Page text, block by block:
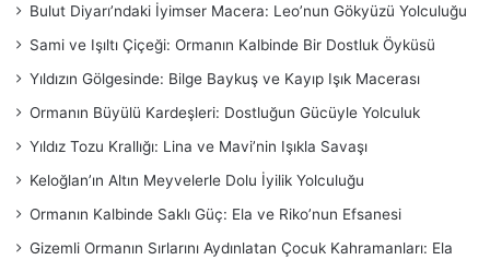
Bulut Diyarı’ndaki İyimser Macera: Leo’nun Gökyüzü Yolculuğu
Sami ve Işıltı Çiçeği: Ormanın Kalbinde Bir Dostluk Öyküsü
Yıldızın Gölgesinde: Bilge Baykuş ve Kayıp Işık Macerası
Ormanın Büyülü Kardeşleri: Dostluğun Gücüyle Yolculuk
Yıldız Tozu Krallığı: Lina ve Mavi’nin Işıkla Savaşı
Keloğlan’ın Altın Meyvelerle Dolu İyilik Yolculuğu
Ormanın Kalbinde Saklı Güç: Ela ve Riko’nun Efsanesi
Gizemli Ormanın Sırlarını Aydınlatan Çocuk Kahramanları: Ela